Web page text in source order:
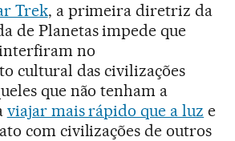
Trek, a primeira diretriz da
de Planetas impede que
no
cultural das civilizações
que não tenham a
viajar mais rápido que a luz e
com civilizações de outros